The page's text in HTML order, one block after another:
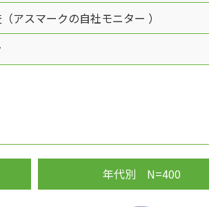
アスマークの自社モニター ）
年代別 N=400